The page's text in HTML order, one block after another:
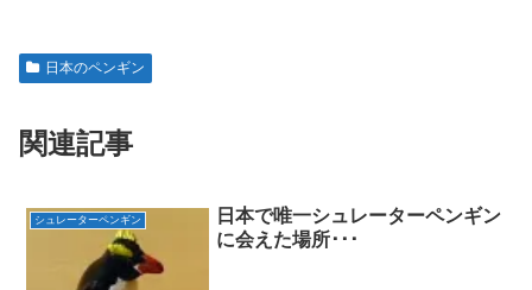
日本のペンギン
関連記事
シュレーターペンギン
日本で唯一シュレーターペンギン
に会えた場所･･･